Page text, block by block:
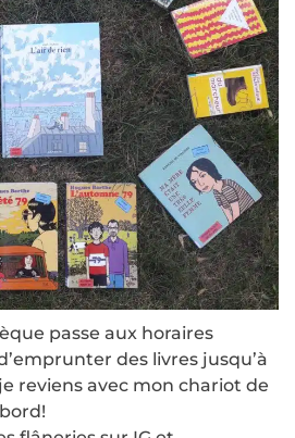
passe aux horaires
des livres jusqu’à
reviens avec mon chariot de